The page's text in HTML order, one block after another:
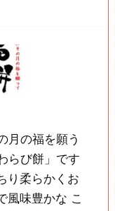
月の福を願う
らび餅」です
り柔らかくお
風味豊かな こ